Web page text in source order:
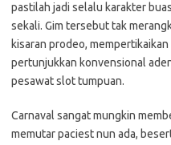
pastilah jadi selalu karakter
sekali. Gim tersebut tak
kisaran prodeo,
pertunjukkan konvensional
pesawat slot tumpuan.
Carnaval sangat mungkin
memutar paciest nun ada,